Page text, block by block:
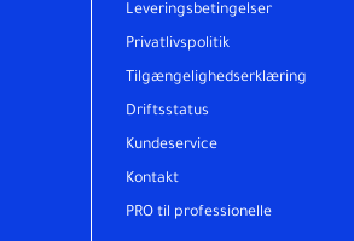
Leveringsbetingelser
Privatlivspolitik
Tilgængelighedserklæring
Driftsstatus
Kundeservice
Kontakt
PRO til professionelle